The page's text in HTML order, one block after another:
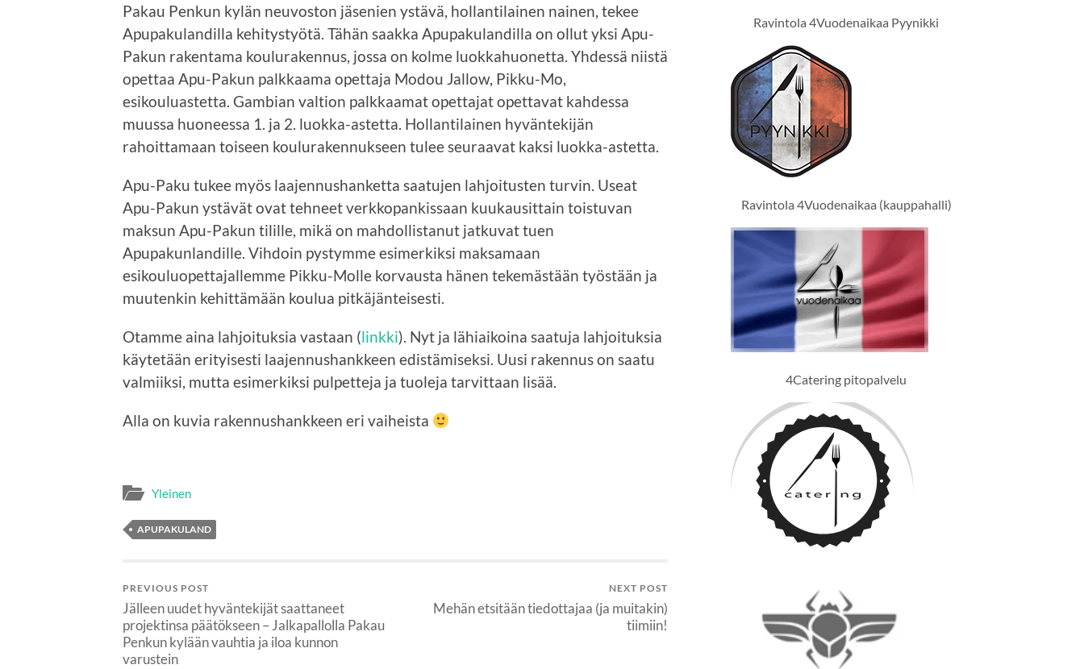
Pakau Penkun kylän neuvoston jäsenien ystävä, hollantilainen nainen, tekee
Apupakulandilla kehitystyötä. Tähän saakka Apupakulandilla on ollut yksi Apu-
Pakun rakentama koulurakennus, jossa on kolme luokkahuonetta. Yhdessä niistä
opettaa Apu-Pakun palkkaama opettaja Modou Jallow, Pikku-Mo,
esikouluastetta. Gambian valtion palkkaamat opettajat opettavat kahdessa
muussa huoneessa 1. ja 2. luokka-astetta. Hollantilainen hyväntekijän
rahoittamaan toiseen koulurakennukseen tulee seuraavat kaksi luokka-astetta.
Apu-Paku tukee myös laajennushanketta saatujen lahjoitusten turvin. Useat
Apu-Pakun ystävät ovat tehneet verkkopankissaan kuukausittain toistuvan
maksun Apu-Pakun tilille, mikä on mahdollistanut jatkuvat tuen
Apupakunlandille. Vihdoin pystymme esimerkiksi maksamaan
esikouluopettajallemme Pikku-Molle korvausta hänen tekemästään työstään ja
muutenkin kehittämään koulua pitkäjänteisesti.
Otamme aina lahjoituksia vastaan (linkki). Nyt ja lähiaikoina saatuja lahjoituksia
käytetään erityisesti laajennushankkeen edistämiseksi. Uusi rakennus on saatu
valmiiksi, mutta esimerkiksi pulpetteja ja tuoleja tarvittaan lisää.
Alla on kuvia rakennushankkeen eri vaiheista
Yleinen
APUPAKULAND
PREVIOUS POST
Jälleen uudet hyväntekijät saattaneet
projektinsa päätökseen – Jalkapallolla Pakau
Penkun kylään vauhtia ja iloa kunnon
varustein
NEXT POST
Mehän etsitään tiedottajaa (ja muitakin)
tiimiin!
Ravintola 4Vuodenaikaa Pyynikki
Ravintola 4Vuodenaikaa (kauppahalli)
4Catering pitopalvelu